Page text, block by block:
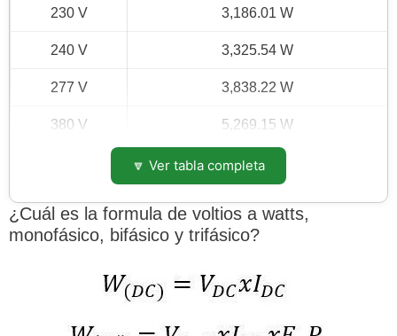
230 V 3,186.01 W
240 V 3,325.54 W
277 V 3,838.22 W
380 V 5,269.15 W
5,540.79 W
440 V 6,096.82 W
480 V 6,651.08 W
8,313.84 W
🔽 Ver tabla completa
¿Cuál es la formula de voltios a watts,
monofásico, bifásico y trifásico?